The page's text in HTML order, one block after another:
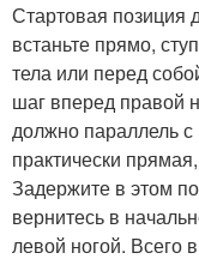
Стартовая позиция
встаньте прямо,
тела или перед
шаг вперед правой
должно параллель
практически
Задержите в этом
вернитесь в
левой ногой. Всего